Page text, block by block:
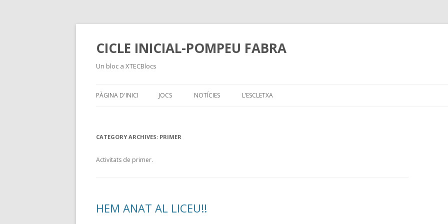
CICLE INICIAL-POMPEU FABRA
Un bloc a XTECBlocs
PÀGINA D'INICI JOCS NOTÍCIES L’ESCLETXA
CATEGORY ARCHIVES: PRIMER
Activitats de primer.
HEM ANAT AL LICEU!!